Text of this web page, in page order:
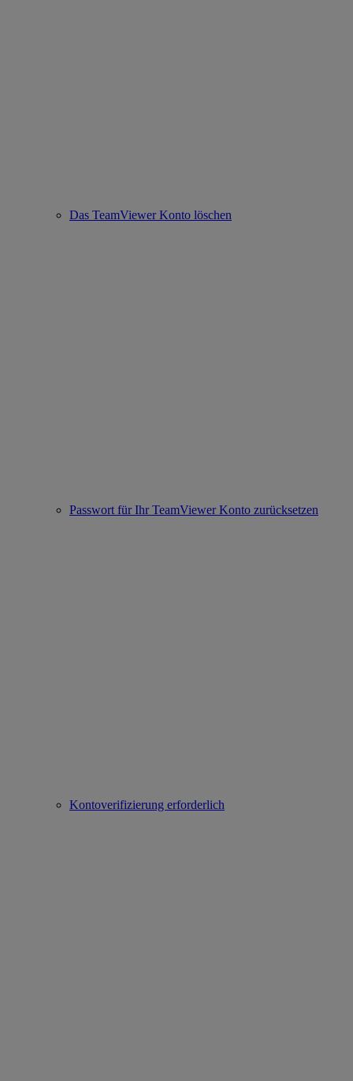
Das TeamViewer Konto löschen
Passwort für Ihr TeamViewer Konto zurücksetzen
Kontoverifizierung erforderlich